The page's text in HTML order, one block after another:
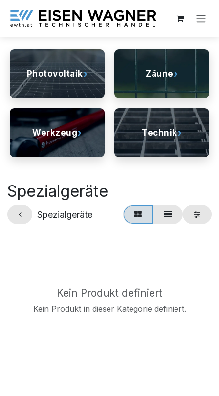
Photovoltaik› Zäune›
Werkzeug› Technik›
Spezialgeräte
Spezialgeräte
Kein Produkt definiert
Kein Produkt in dieser Kategorie definiert.